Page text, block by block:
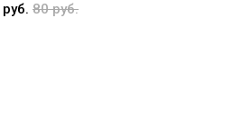
80 руб.